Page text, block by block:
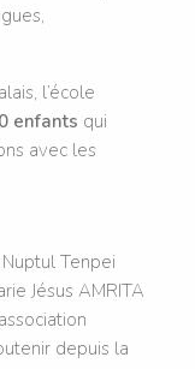
l’école
enfants qui
avec les
Tenpei
Jésus AMRITA
depuis la